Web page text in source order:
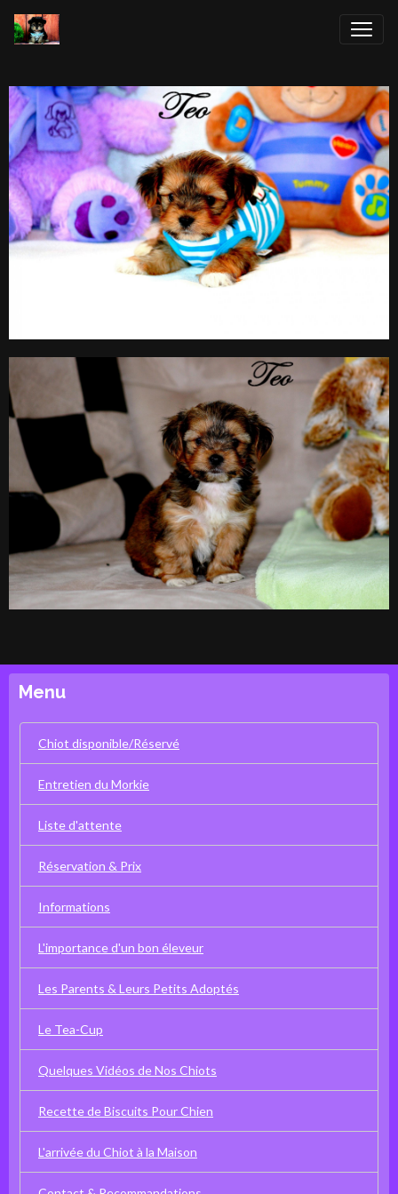
Menu
Chiot disponible/Réservé
Entretien du Morkie
Liste d'attente
Réservation & Prix
Informations
L'importance d'un bon éleveur
Les Parents & Leurs Petits Adoptés
Le Tea-Cup
Quelques Vidéos de Nos Chiots
Recette de Biscuits Pour Chien
L'arrivée du Chiot à la Maison